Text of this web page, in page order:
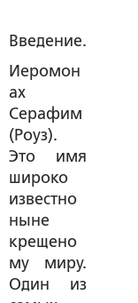
Введение.
Иеромон
ах
Серафим
(Роуз).
Это имя
широко
известно
ныне
крещено
му миру.
Один из